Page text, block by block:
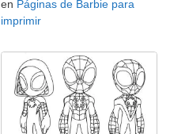
en Páginas de Barbie para
imprimir